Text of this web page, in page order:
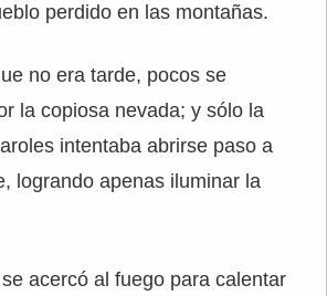
perdido en las montañas.
no era tarde, pocos se
la copiosa nevada; y sólo la
intentaba abrirse paso a
logrando apenas iluminar la
acercó al fuego para calentar